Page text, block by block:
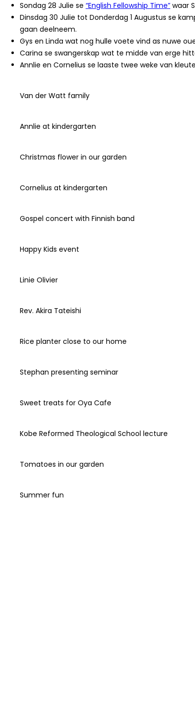
Sondag 28 Julie se “English Fellowship Time” waar
Dinsdag 30 Julie tot Donderdag 1 Augustus se
gaan deelneem.
Gys en Linda wat nog hulle voete vind as nuwe
Carina se swangerskap wat te midde van erge
Annlie en Cornelius se laaste twee weke van
Van der Watt family
Annlie at kindergarten
Christmas flower in our garden
Cornelius at kindergarten
Gospel concert with Finnish band
Happy Kids event
Linie Olivier
Rev. Akira Tateishi
Rice planter close to our home
Stephan presenting seminar
Sweet treats for Oya Cafe
Kobe Reformed Theological School lecture
Tomatoes in our garden
Summer fun